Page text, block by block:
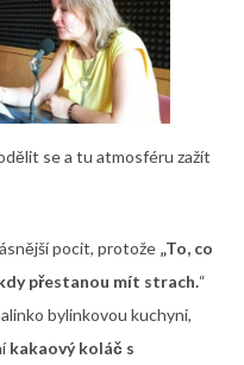
se a tu atmosféru zažít
pocit, protože „To, co
přestanou mít strach.“
bylinkovou kuchyni,
kakaový koláč s